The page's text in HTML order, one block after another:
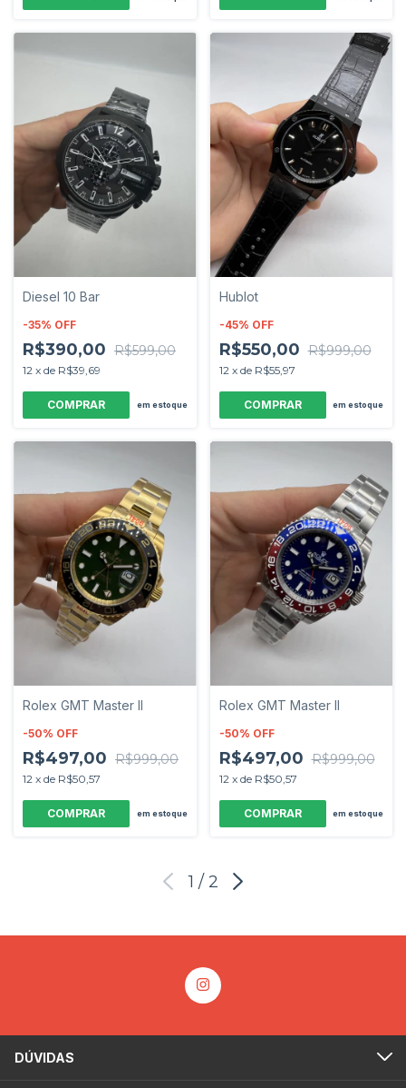
Diesel 10 Bar
-35% OFF
R$390,00 R$599,00
12 x de R$39,69
em estoque
Hublot
-45% OFF
R$550,00 R$999,00
12 x de R$55,97
em estoque
Rolex GMT Master II
-50% OFF
R$497,00 R$999,00
12 x de R$50,57
em estoque
Rolex GMT Master II
-50% OFF
R$497,00 R$999,00
12 x de R$50,57
em estoque
1 / 2
DÚVIDAS